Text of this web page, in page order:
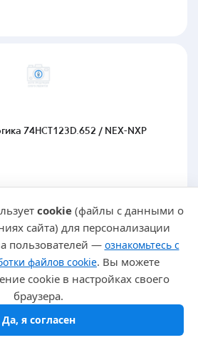
74HCT123D.652 / NEX-NXP
cookie (файлы с данными о
сайта) для персонализации
пользователей — ознакомьтесь с
файлов cookie. Вы можете
cookie в настройках своего
браузера.
Да, я согласен